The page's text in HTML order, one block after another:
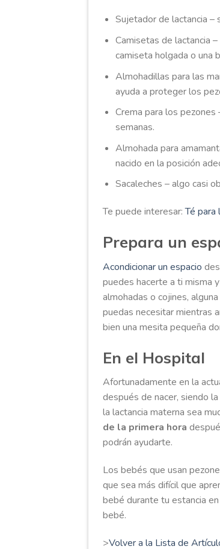
Sujetador de lactancia –
Camisetas de lactancia
camiseta holgada o una
Almohadillas para las
ayuda a proteger los
Crema para los
semanas.
Almohada para
nacido en la posición
Sacaleches – algo casi
Te puede interesar:Té para
Prepara un
Acondicionar un espacio
puedes hacerte a ti misma
almohadas o cojines,
puedas necesitar mientras
bien una mesita pequeña
En el Hospital
Afortunadamente en la
después de nacer, siendo
la lactancia materna sea
de la primera hora
podrán ayudarte.
Los bebés que usan
que sea más difícil que
bebé durante tu estancia
bebé.
>Volver a la Lista de